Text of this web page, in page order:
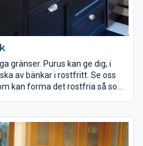
gränser. Purus kan ge dig, i
av bänkar i rostfritt. Se oss
kan forma det rostfria så som